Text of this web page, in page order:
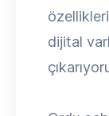
dijital